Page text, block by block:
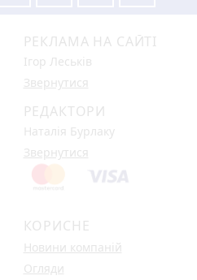
РЕКЛАМА НА САЙТІ
Ігор Леськів
Звернутися
РЕДАКТОРИ
Наталія Бурлаку
Звернутися
КОРИСНЕ
Новини компаній
Огляди